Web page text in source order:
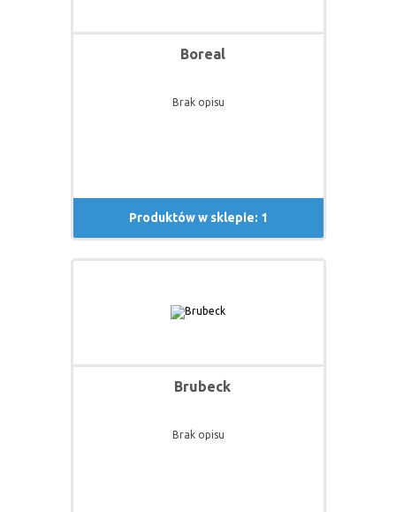
Boreal
Brak opisu
Produktów w sklepie: 1
Brubeck
Brak opisu